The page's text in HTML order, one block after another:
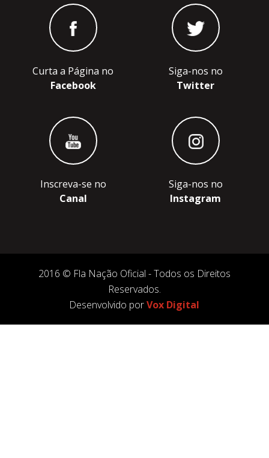
Curta a Página no
Facebook
Siga-nos no
Twitter
Inscreva-se no
Canal
Siga-nos no
Instagram
2016 © Fla Nação Oficial - Todos os Direitos
Reservados.
Desenvolvido porVox Digital